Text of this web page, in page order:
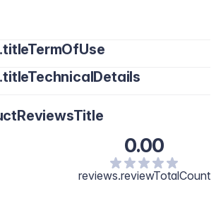
kašike (27 g) šejka + 250 ml djelimično
Za starije od 18 godina. Dnevne
safflower oil powder, inulin,
tocoheryl acetate, xanthan gum,
gum, beta carotene, ferrous fumarate,
lecithin, niacinamide, copper
0.00
reviews.reviewTotalCount